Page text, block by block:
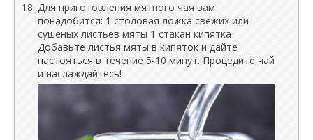
Для приготовления мятного чая вам
понадобится: 1 столовая ложка свежих или
сушеных листьев мяты 1 стакан кипятка
Добавьте листья мяты в кипяток и дайте
настояться в течение 5-10 минут. Процедите чай
и наслаждайтесь!